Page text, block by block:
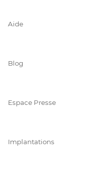
Aide
Blog
Espace Presse
Implantations